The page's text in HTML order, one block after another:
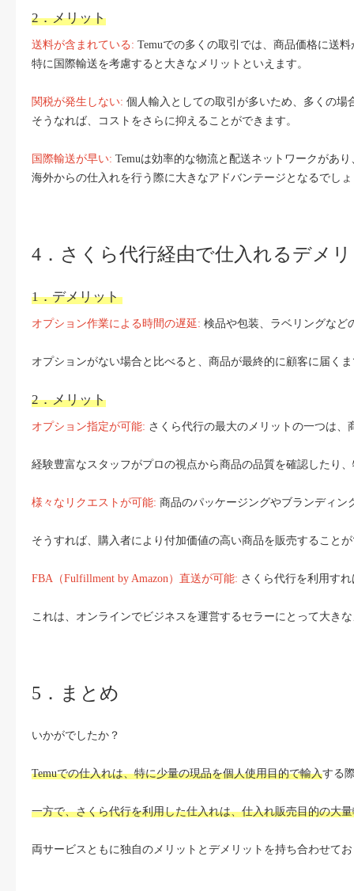
2．メリット
送料が含まれている: Temuでの多くの取引では、商品価格に送
特に国際輸送を考慮すると大きなメリットといえます。
関税が発生しない: 個人輸入としての取引が多いため、多くの
そうなれば、コストをさらに抑えることができます。
国際輸送が早い: Temuは効率的な物流と配送ネットワークがあ
海外からの仕入れを行う際に大きなアドバンテージとなるでし
4．さくら代行経由で仕入れるデメ
1．デメリット
オプション作業による時間の遅延: 検品や包装、ラベリングなど
オプションがない場合と比べると、商品が最終的に顧客に届く
2．メリット
オプション指定が可能: さくら代行の最大のメリットの一つは
経験豊富なスタッフがプロの視点から商品の品質を確認したり
様々なリクエストが可能: 商品のパッケージングやブランディン
そうすれば、購入者により付加価値の高い商品を販売すること
FBA（Fulfillment by Amazon）直送が可能: さくら代行を利用す
これは、オンラインでビジネスを運営するセラーにとって大き
5．まとめ
いかがでしたか？
Temuでの仕入れは、特に少量の現品を個人使用目的で輸入する
一方で、さくら代行を利用した仕入れは、仕入れ販売目的の大
両サービスともに独自のメリットとデメリットを持ち合わせて